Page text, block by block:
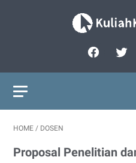
HOME / DOSEN
Proposal Penelitian